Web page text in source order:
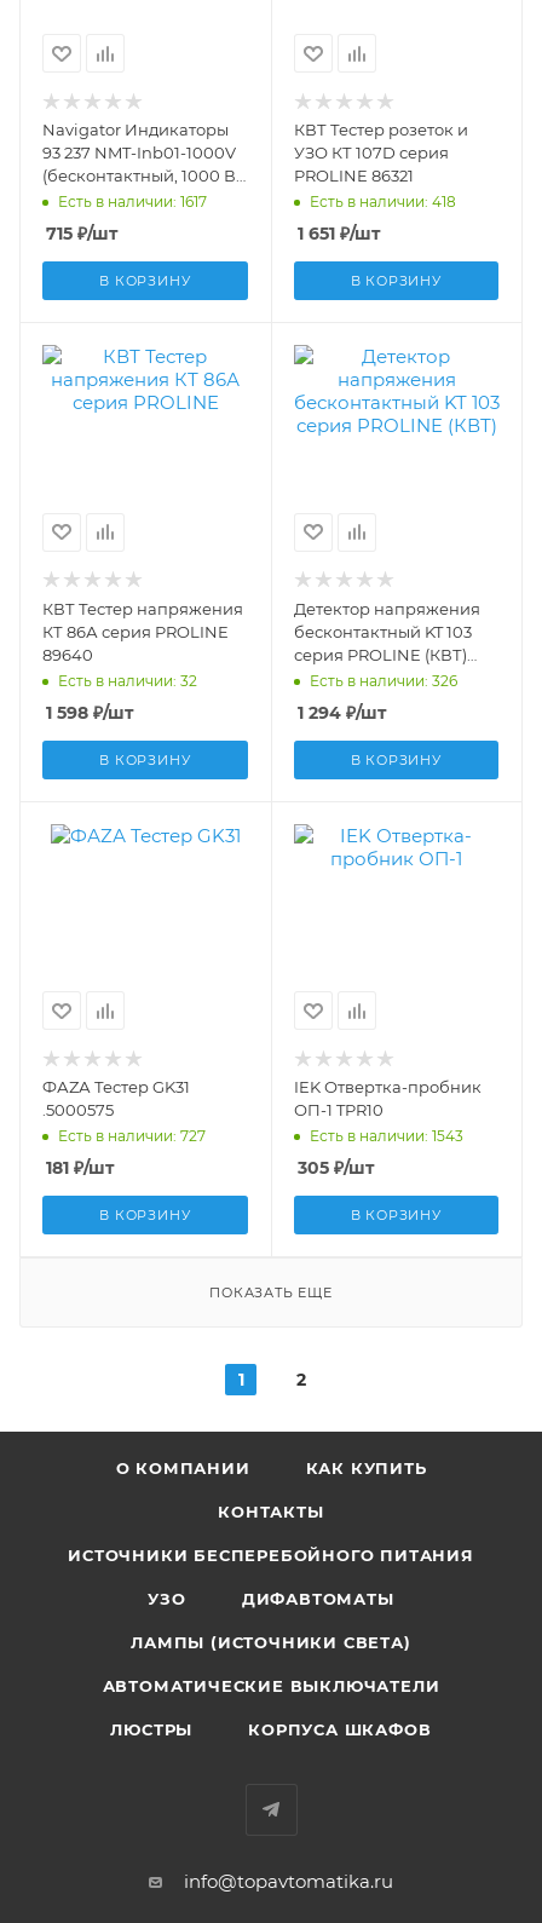
Navigator Индикаторы
93 237 NMT-Inb01-1000V
(бесконтактный, 1000 В)
93237
Есть в наличии: 1617
715 ₽/шт
В КОРЗИНУ
КВТ Тестер розеток и
УЗО КТ 107D серия
PROLINE 86321
Есть в наличии: 418
1 651₽/шт
В КОРЗИНУ
КВТ Тестер напряжения
КТ 86А серия PROLINE
89640
Есть в наличии: 32
1 598 ₽/шт
В КОРЗИНУ
Детектор напряжения
бесконтактный KT 103
серия PROLINE (КВТ)
90951
Есть в наличии: 326
1 294₽/шт
В КОРЗИНУ
ФАZА Тестер GK31
.5000575
Есть в наличии: 727
181 ₽/шт
В КОРЗИНУ
IEK Отвертка-пробник
ОП-1 TPR10
Есть в наличии: 1543
305₽/шт
В КОРЗИНУ
ПОКАЗАТЬ ЕЩЕ
1 2
О КОМПАНИИ КАК КУПИТЬ
КОНТАКТЫ
ИСТОЧНИКИ БЕСПЕРЕБОЙНОГО ПИТАНИЯ
УЗО ДИФАВТОМАТЫ
ЛАМПЫ (ИСТОЧНИКИ СВЕТА)
АВТОМАТИЧЕСКИЕ ВЫКЛЮЧАТЕЛИ
ЛЮСТРЫ КОРПУСА ШКАФОВ
info@topavtomatika.ru